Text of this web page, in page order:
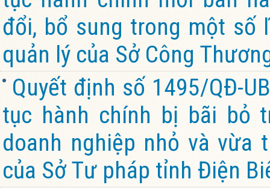
đổi, bổ sung trong một số
quản lý của Sở Công
Quyết định số 1495/QĐ-
tục hành chính bị bãi bỏ
doanh nghiệp nhỏ và vừa
của Sở Tư pháp tỉnh Điện